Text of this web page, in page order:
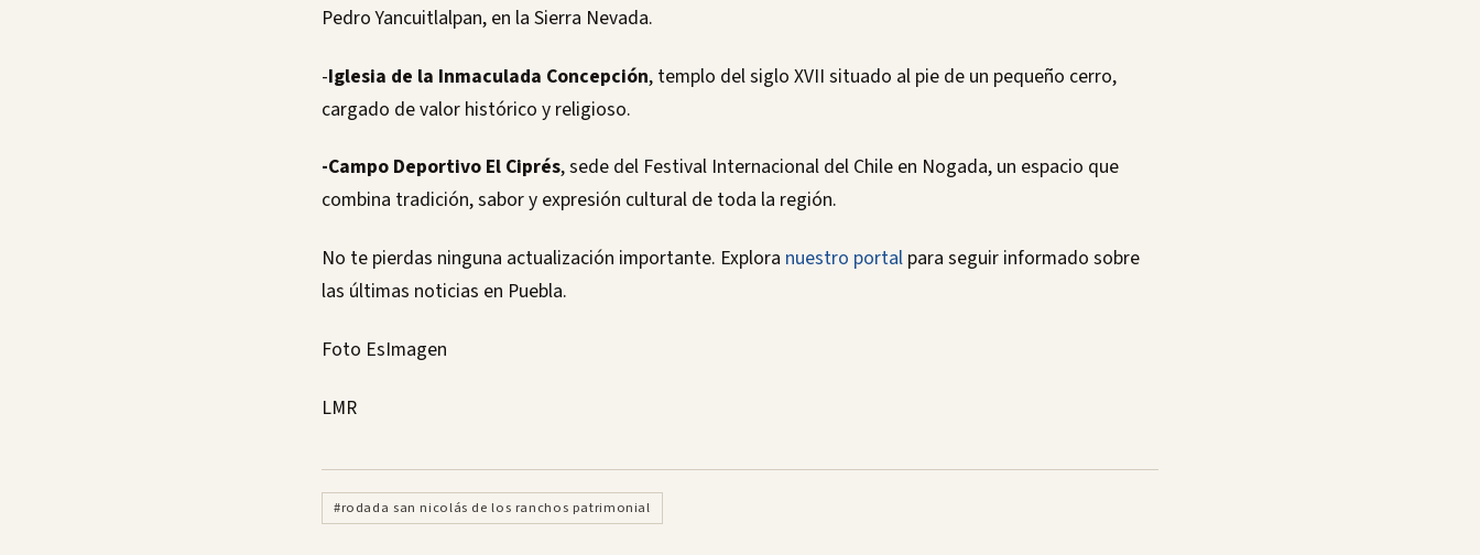
Pedro Yancuitlalpan, en la Sierra Nevada.
-Iglesia de la Inmaculada Concepción, templo del siglo XVII situado al pie de un pequeño cerro,
cargado de valor histórico y religioso.
-Campo Deportivo El Ciprés, sede del Festival Internacional del Chile en Nogada, un espacio que
combina tradición, sabor y expresión cultural de toda la región.
No te pierdas ninguna actualización importante. Explora nuestro portal para seguir informado sobre
las últimas noticias en Puebla.
Foto EsImagen
LMR
#rodada san nicolás de los ranchos patrimonial